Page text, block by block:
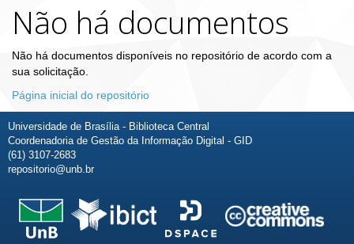
Não há documentos
Não há documentos disponíveis no repositório de acordo com a
sua solicitação.
Página inicial do repositório
Universidade de Brasília - Biblioteca Central
Coordenadoria de Gestão da Informação Digital - GID
(61) 3107-2683
repositorio@unb.br